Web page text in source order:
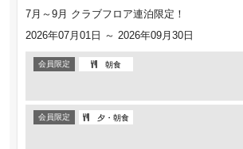
7月～9月 クラブフロア連泊限定！
2026年07月01日 ～ 2026年09月30日
会員限定 朝食
会員限定 夕・朝食